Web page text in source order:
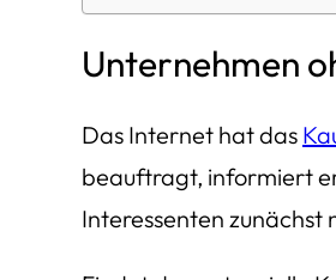
Unternehmen
Das Internet hat das
beauftragt, informiert
Interessenten